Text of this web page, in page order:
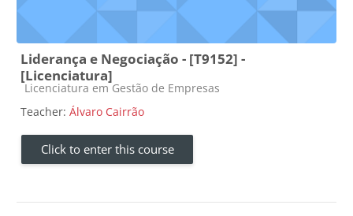
Liderança e Negociação - [T9152] -
[Licenciatura]
Course category
Licenciatura em Gestão de Empresas
Teacher: Álvaro Cairrão
Click to enter this course